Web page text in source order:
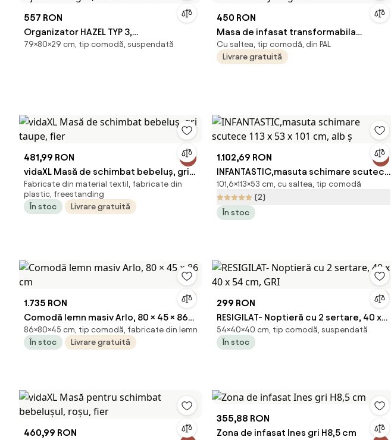
557 RON
Organizator HAZEL TYP 3,
bej/maro/negru, 80x29x79 cm
79×80×29 cm, tip comodă, suspendată
450 RON
Masa de infasat transformabila
Colectia Baby Elegance
Cu saltea, tip comodă, din PAL
Livrare gratuită
481,99 RON
vidaXL Masă de schimbat bebeluș, gri
taupe, fier
Fabricate din material textil, fabricate din
plastic, freestanding
În stoc
Livrare gratuită
1.102,69 RON
INFANTASTIC,masuta schimare scutece
113 x 53 x 101 cm, alb ș
101,6×113×53 cm, cu saltea, tip comodă
(2)
În stoc
1.735 RON
Comodă lemn masiv Arlo, 80 × 45 × 86
cm
86×80×45 cm, tip comodă, fabricate din lemn
În stoc
Livrare gratuită
299 RON
RESIGILAT- Noptieră cu 2 sertare, 40 x
40 x 54 cm, GRI
54×40×40 cm, tip comodă, suspendată
În stoc
460,99 RON
355,88 RON
Zona de infasat Ines gri H8,5 cm